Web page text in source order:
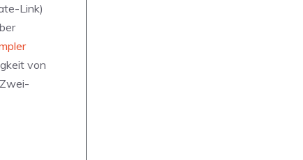
Link)
von